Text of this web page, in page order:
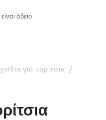
άδειο
για κορίτσια /